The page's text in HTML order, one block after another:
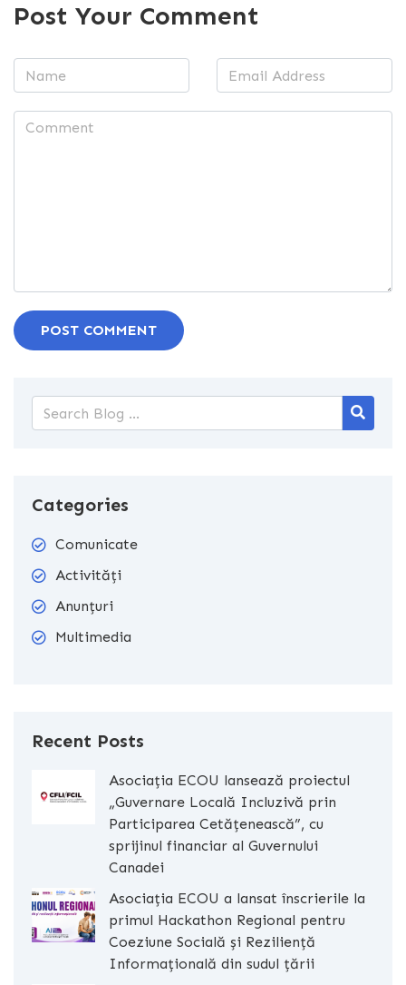
Post Your Comment
POST COMMENT
Categories
Comunicate
Activități
Anunțuri
Multimedia
Recent Posts
Asociația ECOU lansează proiectul
„Guvernare Locală Incluzivă prin
Participarea Cetățenească”, cu
sprijinul financiar al Guvernului
Canadei
Asociația ECOU a lansat înscrierile la
primul Hackathon Regional pentru
Coeziune Socială și Reziliență
Informațională din sudul țării